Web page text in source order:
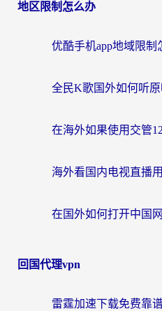
地区限制怎么办
回国代理vpn